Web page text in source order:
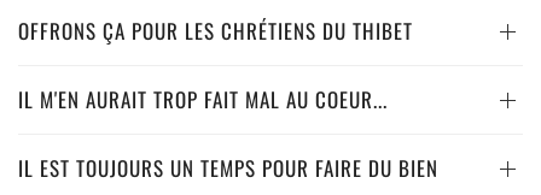
OFFRONS ÇA POUR LES CHRÉTIENS DU THIBET
IL M'EN AURAIT TROP FAIT MAL AU COEUR...
IL EST TOUJOURS UN TEMPS POUR FAIRE DU BIEN